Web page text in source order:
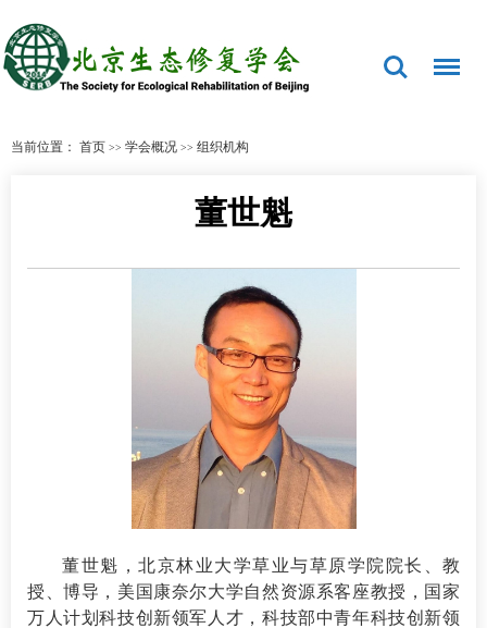
当前位置： 首页 >> 学会概况 >> 组织机构
董世魁
董世魁，北京林业大学草业与草原学院院长、教
授、博导，美国康奈尔大学自然资源系客座教授，国家
万人计划科技创新领军人才，科技部中青年科技创新领